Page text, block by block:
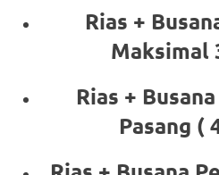
Rias +
Maksimal
Rias +
Pasang (